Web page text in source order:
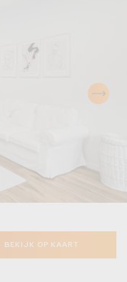
BEKIJK OP KAART